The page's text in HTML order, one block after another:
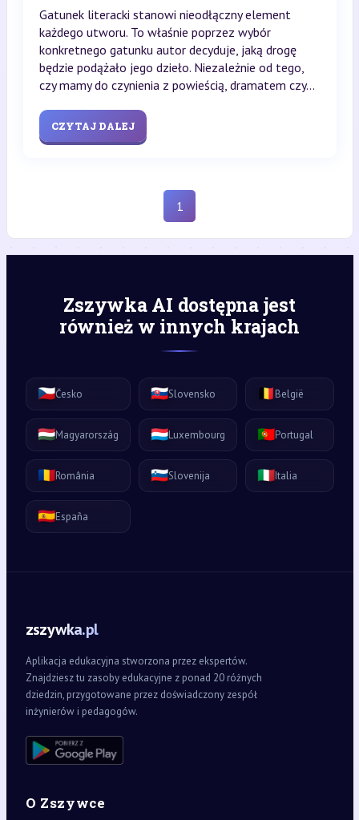
Gatunek literacki stanowi nieodłączny element
każdego utworu. To właśnie poprzez wybór
konkretnego gatunku autor decyduje, jaką drogę
będzie podążało jego dzieło. Niezależnie od tego,
czy mamy do czynienia z powieścią, dramatem czy...
CZYTAJ DALEJ
1
Zszywka AI dostępna jest
również w innych krajach
🇨🇿Česko 🇸🇰Slovensko 🇧🇪België
🇭🇺Magyarország 🇱🇺Luxembourg 🇵🇹Portugal
🇷🇴România 🇸🇮Slovenija 🇮🇹Italia
🇪🇸España
zszywka.pl
Aplikacja edukacyjna stworzona przez ekspertów.
Znajdziesz tu zasoby edukacyjne z ponad 20 różnych
dziedzin, przygotowane przez doświadczony zespół
inżynierów i pedagogów.
O Zszywce